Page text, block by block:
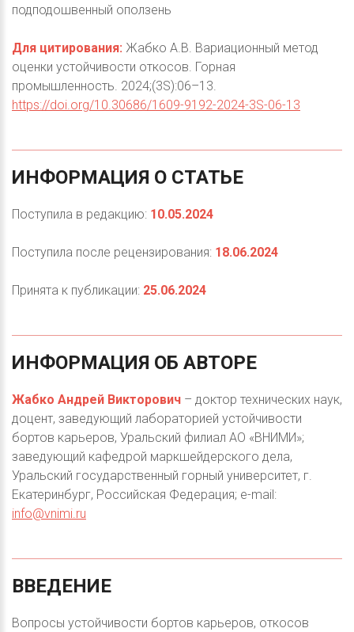
подподошвенный оползень
Для цитирования: Жабко А.В. Вариационный метод
оценки устойчивости откосов. Горная
промышленность. 2024;(3S):06–13.
https://doi.org/10.30686/1609-9192-2024-3S-06-13
ИНФОРМАЦИЯ О СТАТЬЕ
Поступила в редакцию: 10.05.2024
Поступила после рецензирования: 18.06.2024
Принята к публикации: 25.06.2024
ИНФОРМАЦИЯ ОБ АВТОРЕ
Жабко Андрей Викторович – доктор технических наук,
доцент, заведующий лабораторией устойчивости
бортов карьеров, Уральский филиал АО «ВНИМИ»;
заведующий кафедрой маркшейдерского дела,
Уральский государственный горный университет, г.
Екатеринбург, Российская Федерация; e-mail:
info@vnimi.ru
ВВЕДЕНИЕ
Вопросы устойчивости бортов карьеров, откосов